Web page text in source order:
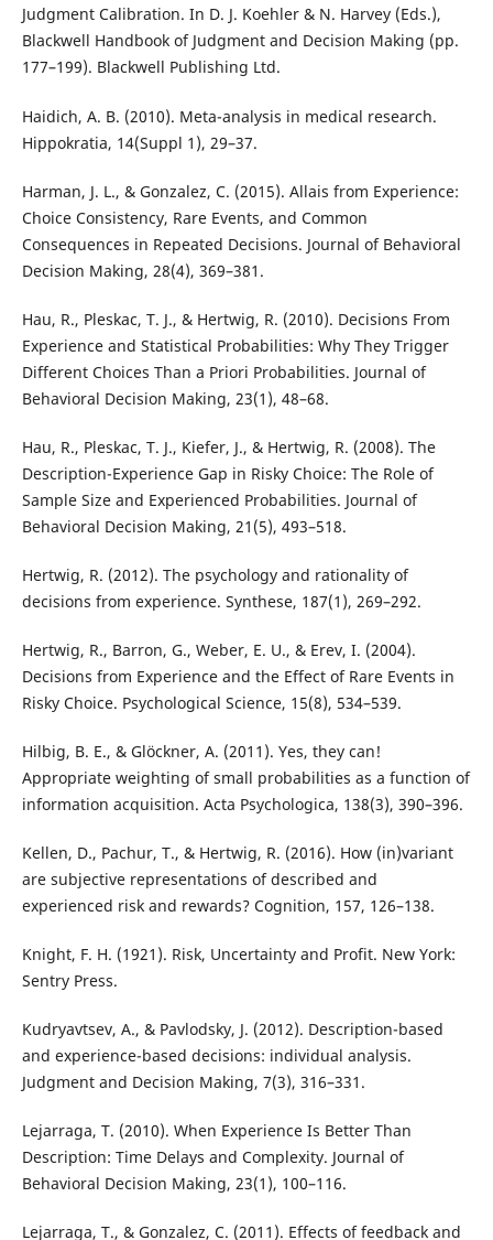
Judgment Calibration. In D. J. Koehler & N. Harvey (Eds.),
Blackwell Handbook of Judgment and Decision Making (pp.
177–199). Blackwell Publishing Ltd.
Haidich, A. B. (2010). Meta-analysis in medical research.
Hippokratia, 14(Suppl 1), 29–37.
Harman, J. L., & Gonzalez, C. (2015). Allais from Experience:
Choice Consistency, Rare Events, and Common
Consequences in Repeated Decisions. Journal of Behavioral
Decision Making, 28(4), 369–381.
Hau, R., Pleskac, T. J., & Hertwig, R. (2010). Decisions From
Experience and Statistical Probabilities: Why They Trigger
Different Choices Than a Priori Probabilities. Journal of
Behavioral Decision Making, 23(1), 48–68.
Hau, R., Pleskac, T. J., Kiefer, J., & Hertwig, R. (2008). The
Description-Experience Gap in Risky Choice: The Role of
Sample Size and Experienced Probabilities. Journal of
Behavioral Decision Making, 21(5), 493–518.
Hertwig, R. (2012). The psychology and rationality of
decisions from experience. Synthese, 187(1), 269–292.
Hertwig, R., Barron, G., Weber, E. U., & Erev, I. (2004).
Decisions from Experience and the Effect of Rare Events in
Risky Choice. Psychological Science, 15(8), 534–539.
Hilbig, B. E., & Glöckner, A. (2011). Yes, they can!
Appropriate weighting of small probabilities as a function of
information acquisition. Acta Psychologica, 138(3), 390–396.
Kellen, D., Pachur, T., & Hertwig, R. (2016). How (in)variant
are subjective representations of described and
experienced risk and rewards? Cognition, 157, 126–138.
Knight, F. H. (1921). Risk, Uncertainty and Profit. New York:
Sentry Press.
Kudryavtsev, A., & Pavlodsky, J. (2012). Description-based
and experience-based decisions: individual analysis.
Judgment and Decision Making, 7(3), 316–331.
Lejarraga, T. (2010). When Experience Is Better Than
Description: Time Delays and Complexity. Journal of
Behavioral Decision Making, 23(1), 100–116.
Lejarraga, T., & Gonzalez, C. (2011). Effects of feedback and